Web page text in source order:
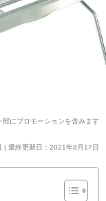
部にプロモーションを含みます
| 最終更新日：2021年8月17日